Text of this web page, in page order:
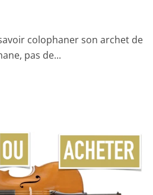
colophaner son archet de
pas de...